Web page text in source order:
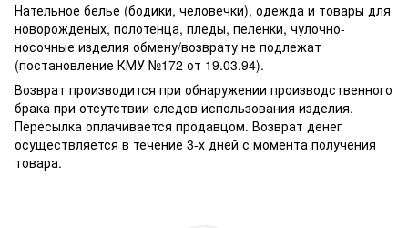
Нательное белье (бодики, человечки), одежда и товары для
новорожденых, полотенца, пледы, пеленки, чулочно-
носочные изделия обмену/возврату не подлежат
(постановление КМУ №172 от 19.03.94).
Возврат производится при обнаружении производственного
брака при отсутствии следов использования изделия.
Пересылка оплачивается продавцом. Возврат денег
осуществляется в течение 3-х дней с момента получения
товара.